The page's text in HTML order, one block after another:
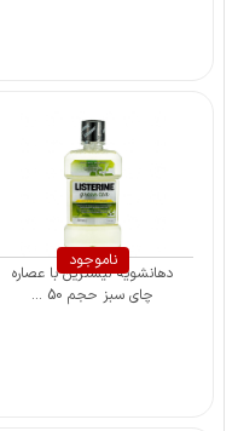
ناموجود
دهانشویه لیسترین با عصاره
چای سبز حجم 50 ...